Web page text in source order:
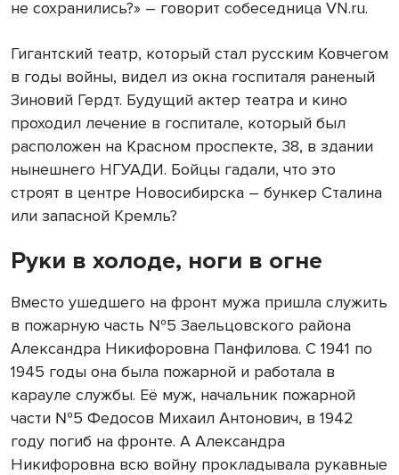
не сохранились?» – говорит собеседница VN.ru.
Гигантский театр, который стал русским Ковчегом
в годы войны, видел из окна госпиталя раненый
Зиновий Гердт. Будущий актер театра и кино
проходил лечение в госпитале, который был
расположен на Красном проспекте, 38, в здании
нынешнего НГУАДИ. Бойцы гадали, что это
строят в центре Новосибирска – бункер Сталина
или запасной Кремль?
Руки в холоде, ноги в огне
Вместо ушедшего на фронт мужа пришла служить
в пожарную часть №5 Заельцовского района
Александра Никифоровна Панфилова. С 1941 по
1945 годы она была пожарной и работала в
карауле службы. Её муж, начальник пожарной
части №5 Федосов Михаил Антонович, в 1942
году погиб на фронте. А Александра
Никифоровна всю войну прокладывала рукавные